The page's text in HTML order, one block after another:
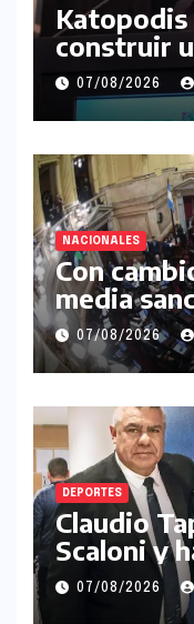
Katopodis
construir
futuro de
07/08/2026
NACIONALES
Con
media
Privada
07/08/2026
DEPORTES
Claudio
Scaloni y
Messi en
Argentina
07/08/2026